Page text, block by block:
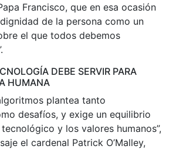
Francisco, que en esa ocasión
de la persona como un
el que todos debemos
DEBE SERVIR PARA
HUMANA
plantea tanto
desafíos, y exige un equilibrio
y los valores humanos”,
el cardenal Patrick O’Malley,